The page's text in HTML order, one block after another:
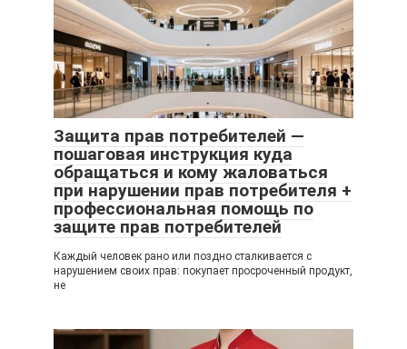
Защита прав потребителей —
пошаговая инструкция куда
обращаться и кому жаловаться
при нарушении прав потребителя +
профессиональная помощь по
защите прав потребителей
Каждый человек рано или поздно сталкивается с
нарушением своих прав: покупает просроченный продукт,
не